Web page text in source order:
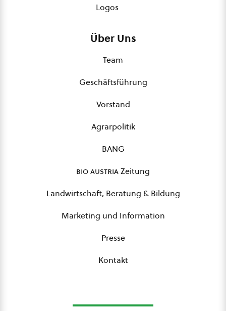
Logos
Über Uns
Team
Geschäftsführung
Vorstand
Agrarpolitik
BANG
bio austriaZeitung
Landwirtschaft, Beratung & Bildung
Marketing und Information
Presse
Kontakt